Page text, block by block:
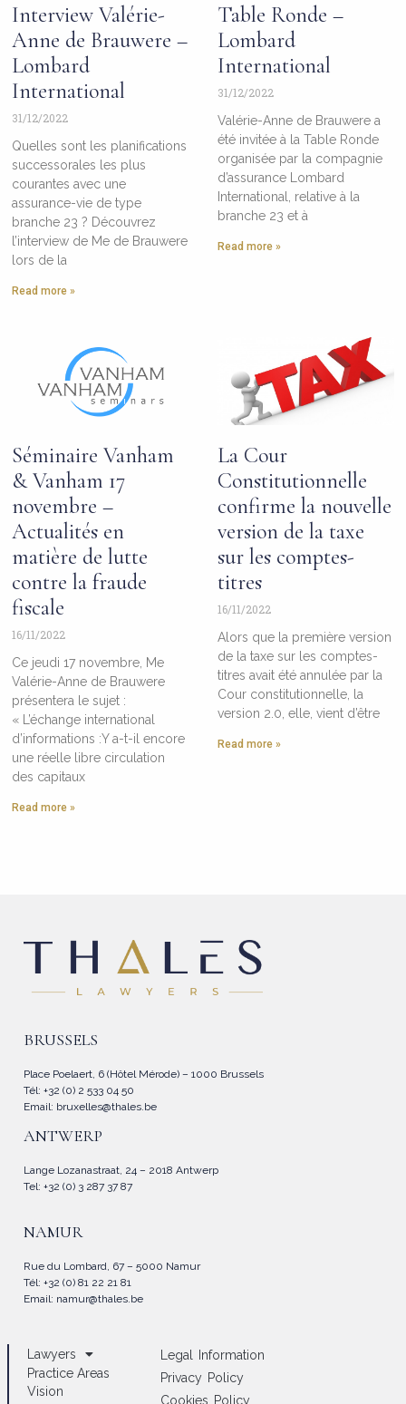
Interview Valérie-
Anne de Brauwere –
Lombard
International
31/12/2022
Quelles sont les planifications
successorales les plus
courantes avec une
assurance-vie de type
branche 23 ? Découvrez
l’interview de Me de Brauwere
lors de la
Read more »
Table Ronde –
Lombard
International
31/12/2022
Valérie-Anne de Brauwere a
été invitée à la Table Ronde
organisée par la compagnie
d’assurance Lombard
International, relative à la
branche 23 et à
Read more »
Séminaire Vanham
& Vanham 17
novembre –
Actualités en
matière de lutte
contre la fraude
fiscale
16/11/2022
Ce jeudi 17 novembre, Me
Valérie-Anne de Brauwere
présentera le sujet :
« L’échange international
d’informations :Y a-t-il encore
une réelle libre circulation
des capitaux
Read more »
La Cour
Constitutionnelle
confirme la nouvelle
version de la taxe
sur les comptes-
titres
16/11/2022
Alors que la première version
de la taxe sur les comptes-
titres avait été annulée par la
Cour constitutionnelle, la
version 2.0, elle, vient d’être
Read more »
BRUSSELS
Place Poelaert, 6 (Hôtel Mérode) – 1000 Brussels
Tél: +32 (0) 2 533 04 50
Email: bruxelles@thales.be
ANTWERP
Lange Lozanastraat, 24 – 2018 Antwerp
Tel: +32 (0) 3 287 37 87
NAMUR
Rue du Lombard, 67 – 5000 Namur
Tél: +32 (0) 81 22 21 81
Email: namur@thales.be
Lawyers
Practice Areas
Vision
Legal Information
Privacy Policy
Cookies Policy